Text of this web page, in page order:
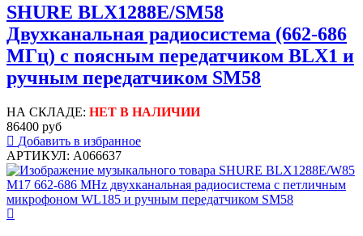
SHURE BLX1288E/SM58
Двухканальная радиосистема (662-686
МГц) с поясным передатчиком BLX1 и
ручным передатчиком SM58
НА СКЛАДЕ: НЕТ В НАЛИЧИИ
86400 руб
Добавить в избранное
АРТИКУЛ: A066637